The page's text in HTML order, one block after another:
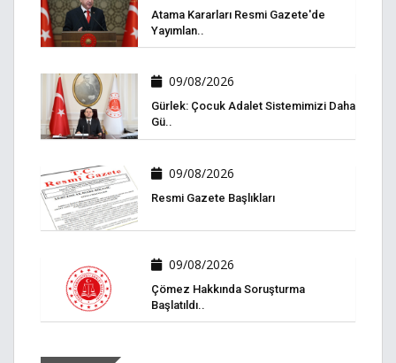
Atama Kararları Resmi Gazete'de
Yayımlan..
09/08/2026
Gürlek: Çocuk Adalet Sistemimizi Daha
Gü..
09/08/2026
Resmi Gazete Başlıkları
09/08/2026
Çömez Hakkında Soruşturma
Başlatıldı..